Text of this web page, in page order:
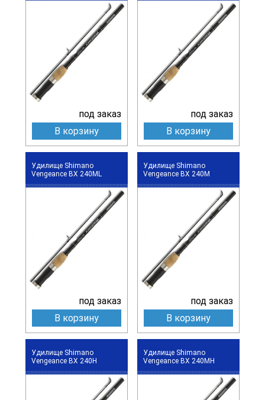
под заказ
В корзину
под заказ
В корзину
Удилище Shimano
Vengeance BX 240ML
под заказ
В корзину
Удилище Shimano
Vengeance BX 240M
под заказ
В корзину
Удилище Shimano
Vengeance BX 240H
Удилище Shimano
Vengeance BX 240MH